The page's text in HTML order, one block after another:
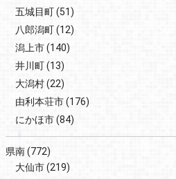
五城目町(51)
八郎潟町(12)
潟上市(140)
井川町(13)
大潟村(22)
由利本荘市(176)
にかほ市(84)
県南(772)
大仙市(219)